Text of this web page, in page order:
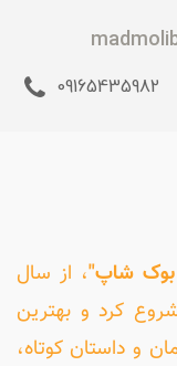
09165435982
بوک شاپ"، از سال
کرد و بهترین
و داستان کوتاه،